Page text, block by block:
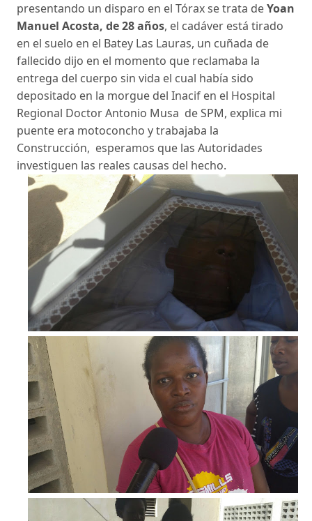
presentando un disparo en el Tórax se trata deYoan
Manuel Acosta, de 28 años, el cadáver está tirado
en el suelo en el Batey Las Lauras, un cuñada de
fallecido dijo en el momento que reclamaba la
entrega del cuerpo sin vida el cual había sido
depositado en la morgue del Inacif en el Hospital
Regional Doctor Antonio Musa de SPM, explica mi
puente era motoconcho y trabajaba la
Construcción, esperamos que las Autoridades
investiguen las reales causas del hecho.